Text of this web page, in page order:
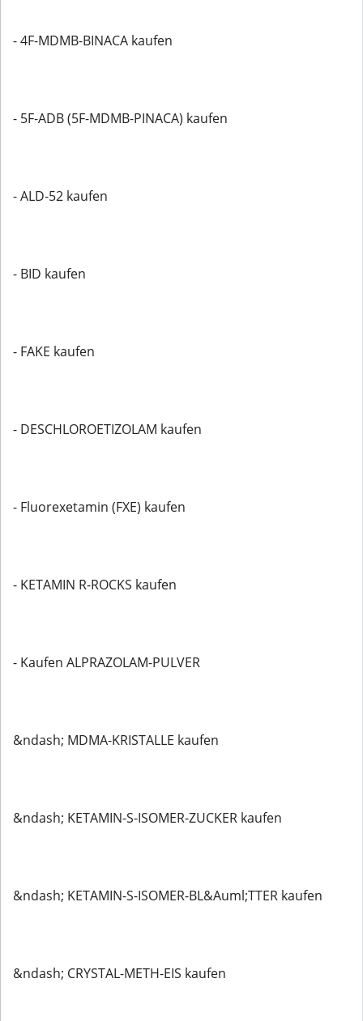
- 4F-MDMB-BINACA kaufen
- 5F-ADB (5F-MDMB-PINACA) kaufen
- ALD-52 kaufen
- BID kaufen
- FAKE kaufen
- DESCHLOROETIZOLAM kaufen
- Fluorexetamin (FXE) kaufen
- KETAMIN R-ROCKS kaufen
- Kaufen ALPRAZOLAM-PULVER
&ndash; MDMA-KRISTALLE kaufen
&ndash; KETAMIN-S-ISOMER-ZUCKER kaufen
&ndash; KETAMIN-S-ISOMER-BL&Auml;TTER kaufen
&ndash; CRYSTAL-METH-EIS kaufen